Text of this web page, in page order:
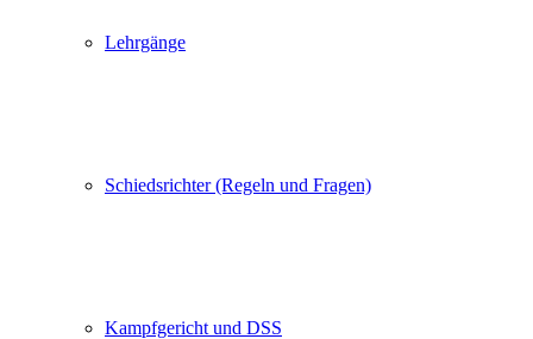
Lehrgänge
Schiedsrichter (Regeln und Fragen)
Kampfgericht und DSS